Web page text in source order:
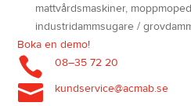
mattvårdsmaskiner,
industridammsugare /
Boka en demo!
 08–35 72 20
 kundservice@acmab.se